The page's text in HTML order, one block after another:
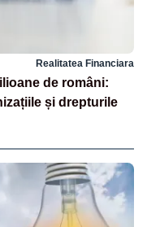
Realitatea Financiara
de români:
și drepturile